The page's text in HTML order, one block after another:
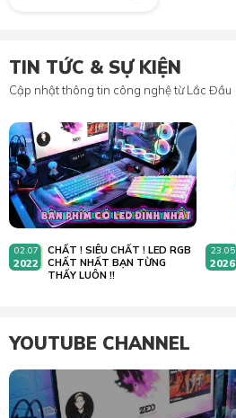
TIN TỨC & SỰ KIỆN
Cập nhật thông tin công nghệ từ Lắc Đầu
02.07
2022
CHẤT ! SIÊU CHẤT ! LED RGB
CHẤT NHẤT BẠN TỪNG
THẤY LUÔN !!
23.05
2026
YOUTUBE CHANNEL